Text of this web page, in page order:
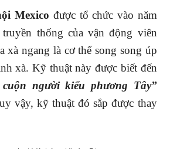
Mexico được tổ chức vào năm
thống của vận động viên
xà ngang là cơ thể song song úp
xà. Kỹ thuật này được biết đến
cuộn người kiểu phương Tây”
vậy, kỹ thuật đó sắp được thay